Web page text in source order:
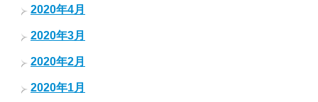
2020年4月
2020年3月
2020年2月
2020年1月